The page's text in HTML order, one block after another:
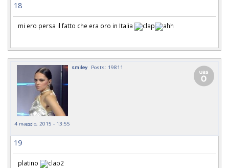
18
mi ero persa il fatto che era oro in Italia
smiley Posts: 19811
4 maggio, 2015 - 13:55
19
platino